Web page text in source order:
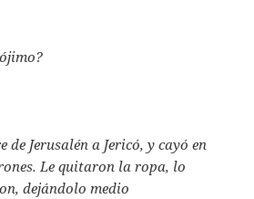
Jerusalén a Jericó, y cayó en
Le quitaron la ropa, lo
dejándolo medio